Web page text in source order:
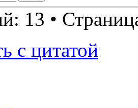
13 •
с цитатой